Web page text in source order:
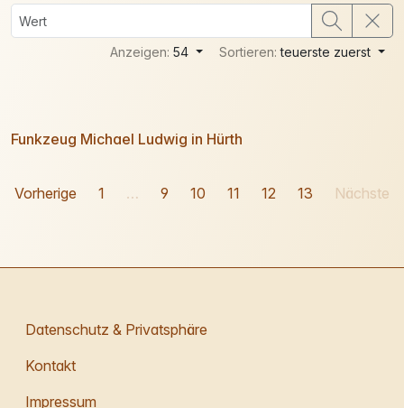
Anzeigen:54 Sortieren:teuerste zuerst
Funkzeug Michael Ludwig in Hürth
Vorherige 1 … 9 10 11 12 13 Nächste
Datenschutz & Privatsphäre
Kontakt
Impressum